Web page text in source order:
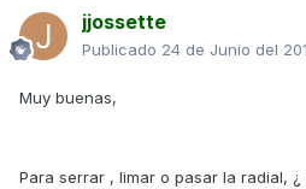
jjossette
Publicado 24 de Junio del
Muy buenas,
Para serrar , limar o pasar la radial,